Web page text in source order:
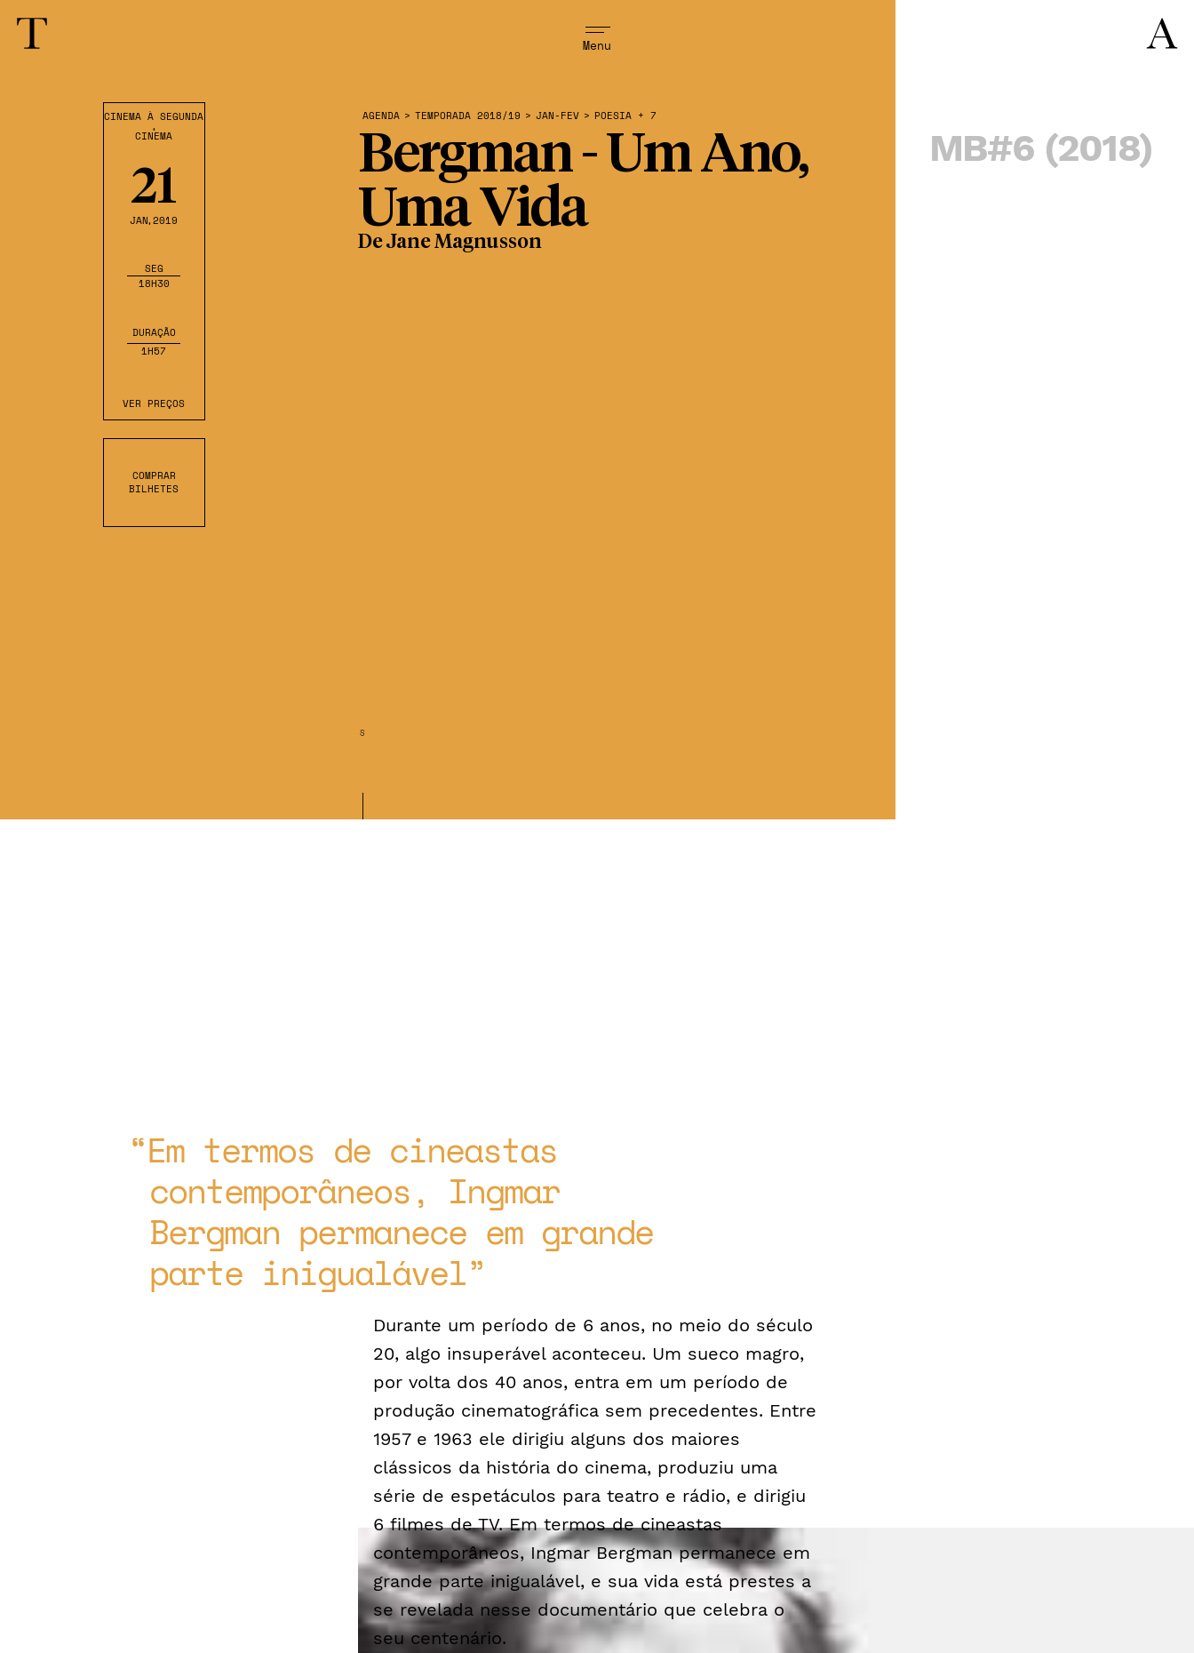
Menu
Bergman - Um Ano,
Uma Vida
MB#6 (2018)
S
CINEMA À SEGUNDA
,
CINEMA
21
JAN,2019
SEG
18H30
DURAÇÃO
1H57
VER PREÇOS
COMPRAR
BILHETES
AGENDA > TEMPORADA 2018/19 > JAN-FEV > POESIA + 7
De Jane Magnusson
Em termos de cineastas
contemporâneos, Ingmar
Bergman permanece em grande
parte inigualável
Durante um período de 6 anos, no meio do século
20, algo insuperável aconteceu. Um sueco magro,
por volta dos 40 anos, entra em um período de
produção cinematográfica sem precedentes. Entre
1957 e 1963 ele dirigiu alguns dos maiores
clássicos da história do cinema, produziu uma
série de espetáculos para teatro e rádio, e dirigiu
6 filmes de TV. Em termos de cineastas
contemporâneos, Ingmar Bergman permanece em
grande parte inigualável, e sua vida está prestes a
se revelada nesse documentário que celebra o
seu centenário.